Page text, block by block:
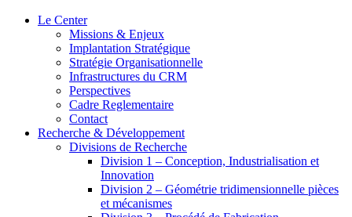
Le Center
Missions & Enjeux
Implantation Stratégique
Stratégie Organisationnelle
Infrastructures du CRM
Perspectives
Cadre Reglementaire
Contact
Recherche & Développement
Divisions de Recherche
Division 1 – Conception, Industrialisation et
Innovation
Division 2 – Géométrie tridimensionnelle pièces
et mécanismes